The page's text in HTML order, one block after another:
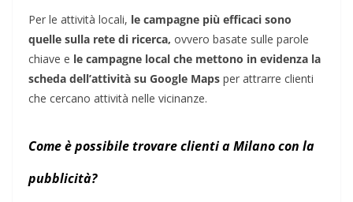
Per le attività locali, le campagne più efficaci sono
quelle sulla rete di ricerca, ovvero basate sulle parole
chiave e le campagne local che mettono in evidenza la
scheda dell’attività su Google Maps per attrarre clienti
che cercano attività nelle vicinanze.
Come è possibile trovare clienti a Milano con la
pubblicità?